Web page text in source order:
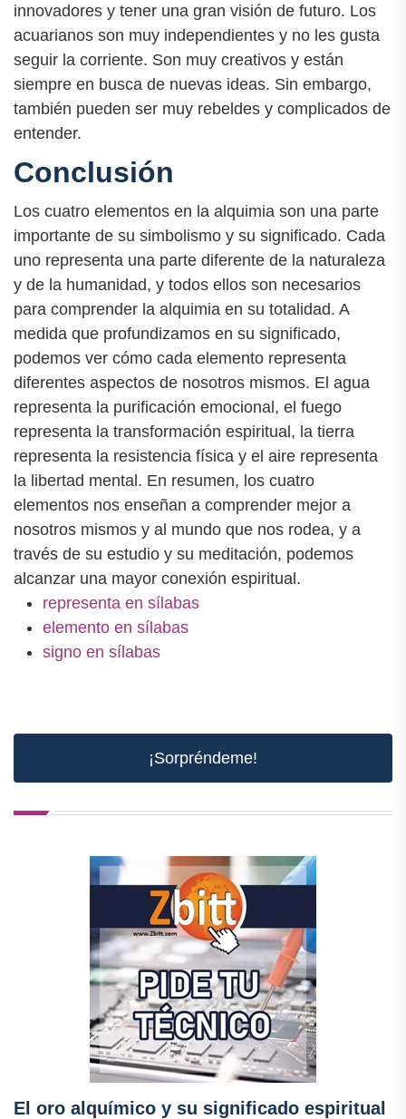
innovadores y tener una gran visión de futuro. Los
acuarianos son muy independientes y no les gusta
seguir la corriente. Son muy creativos y están
siempre en busca de nuevas ideas. Sin embargo,
también pueden ser muy rebeldes y complicados de
entender.
Conclusión
Los cuatro elementos en la alquimia son una parte
importante de su simbolismo y su significado. Cada
uno representa una parte diferente de la naturaleza
y de la humanidad, y todos ellos son necesarios
para comprender la alquimia en su totalidad. A
medida que profundizamos en su significado,
podemos ver cómo cada elemento representa
diferentes aspectos de nosotros mismos. El agua
representa la purificación emocional, el fuego
representa la transformación espiritual, la tierra
representa la resistencia física y el aire representa
la libertad mental. En resumen, los cuatro
elementos nos enseñan a comprender mejor a
nosotros mismos y al mundo que nos rodea, y a
través de su estudio y su meditación, podemos
alcanzar una mayor conexión espiritual.
representa en sílabas
elemento en sílabas
signo en sílabas
¡Sorpréndeme!
El oro alquímico y su significado espiritual